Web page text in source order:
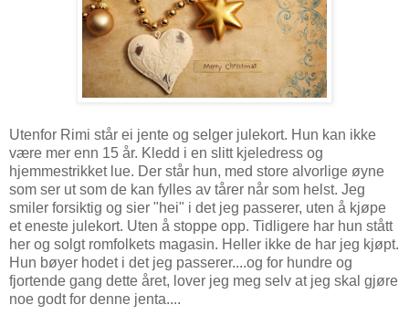
Utenfor Rimi står ei jente og selger julekort. Hun kan ikke
være mer enn 15 år. Kledd i en slitt kjeledress og
hjemmestrikket lue. Der står hun, med store alvorlige øyne
som ser ut som de kan fylles av tårer når som helst. Jeg
smiler forsiktig og sier "hei" i det jeg passerer, uten å kjøpe
et eneste julekort. Uten å stoppe opp. Tidligere har hun stått
her og solgt romfolkets magasin. Heller ikke de har jeg kjøpt.
Hun bøyer hodet i det jeg passerer....og for hundre og
fjortende gang dette året, lover jeg meg selv at jeg skal gjøre
noe godt for denne jenta....